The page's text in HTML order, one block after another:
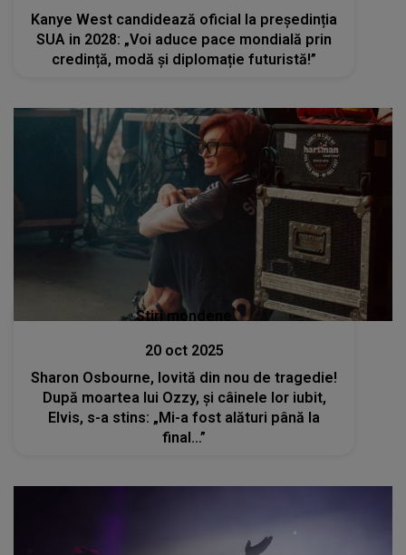
Kanye West candidează oficial la președinția
SUA in 2028: „Voi aduce pace mondială prin
credință, modă și diplomație futuristă!”
Stiri mondene
20 oct 2025
Sharon Osbourne, lovită din nou de tragedie!
După moartea lui Ozzy, și câinele lor iubit,
Elvis, s-a stins: „Mi-a fost alături până la
final…”